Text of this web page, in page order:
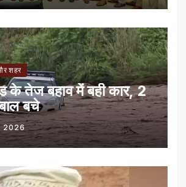
शहर
के तेज बहाव में बही कार, 2
बचे
2026